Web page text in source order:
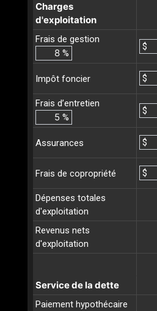
Charges
d'exploitation
Frais de gestion
%
$
Impôt foncier $
Frais d’entretien
%
$
Assurances $
Frais de copropriété $
Dépenses totales
d'exploitation
Revenus nets
d'exploitation
Service de la dette
Paiement hypothécaire